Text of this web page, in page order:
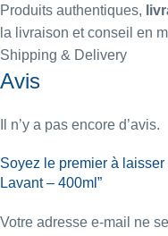
Produits authentiques,
la livraison et conseil en
Shipping & Delivery
Avis
Il n’y a pas encore d’avis.
Soyez le premier à laisser
Lavant – 400ml”
Votre adresse e-mail ne